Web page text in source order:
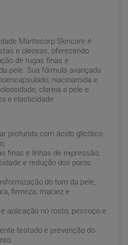
Mantecorp Skincare é
e oleosas, oferecendo
de rugas finas e
pele. Sua fórmula avançada
niacinamida e
clareia a pele e
e elasticidade.
profunda com ácido glicólico
finas e linhas de expressão;
e redução dos poros
do tom da pele;
firmeza, maciez e
aplicação no rosto, pescoço e
testado e prevenção do